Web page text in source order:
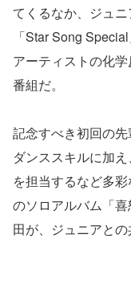
てくるなか、ジュニ
「Star Song
アーティストの化
番組だ。
記念すべき初回の
ダンススキルに加え、
を担当するなど多
のソロアルバム「
⽥が、ジュニアとの